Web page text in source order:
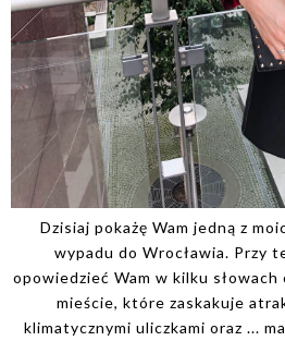
Dzisiaj pokażę Wam jedną z
wypadu do Wrocławia. Przy
opowiedzieć Wam w kilku
mieście, które zaskakuje
klimatycznymi uliczkami oraz ...